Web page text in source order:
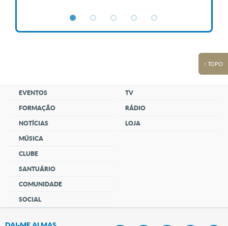
↑ TOPO
EVENTOS
FORMAÇÃO
NOTÍCIAS
MÚSICA
CLUBE
SANTUÁRIO
COMUNIDADE
SOCIAL
TV
RÁDIO
LOJA